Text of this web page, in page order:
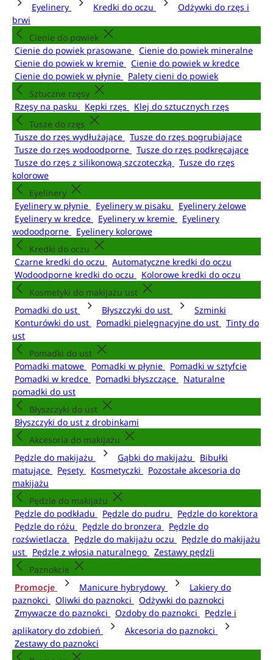
Eyelinery
Kredki do oczu
Odżywki do rzęs i
brwi
Cienie do powiek
Cienie do powiek prasowane
Cienie do powiek mineralne
Cienie do powiek w kremie
Cienie do powiek w kredce
Cienie do powiek w płynie
Palety cieni do powiek
Sztuczne rzęsy
Rzęsy na pasku
Kępki rzęs
Klej do sztucznych rzęs
Tusze do rzęs
Tusze do rzęs wydłużające
Tusze do rzęs pogrubiające
Tusze do rzęs wodoodporne
Tusze do rzęs podkręcające
Tusze do rzęs z silikonową szczoteczką
Tusze do rzęs
kolorowe
Eyelinery
Eyelinery w płynie
Eyelinery w pisaku
Eyelinery żelowe
Eyelinery w kredce
Eyelinery w kremie
Eyelinery
wodoodporne
Eyelinery kolorowe
Kredki do oczu
Czarne kredki do oczu
Automatyczne kredki do oczu
Wodoodporne kredki do oczu
Kolorowe kredki do oczu
Kosmetyki do makijażu ust
Pomadki do ust
Błyszczyki do ust
Szminki
Konturówki do ust
Pomadki pielęgnacyjne do ust
Tinty do
ust
Pomadki do ust
Pomadki matowe
Pomadki w płynie
Pomadki w sztyfcie
Pomadki w kredce
Pomadki błyszczące
Naturalne
pomadki do ust
Błyszczyki do ust
Błyszczyki do ust z drobinkami
Akcesoria do makijażu
Pędzle do makijażu
Gąbki do makijażu
Bibułki
matujące
Pęsety Kosmetyczki
Pozostałe akcesoria do
makijażu
Pędzle do makijażu
Pędzle do podkładu
Pędzle do pudru
Pędzle do korektora
Pędzle do różu
Pędzle do bronzera
Pędzle do
rozświetlacza
Pędzle do makijażu oczu
Pędzle do makijażu
ust
Pędzle z włosia naturalnego
Zestawy pędzli
Paznokcie
Promocje
Manicure hybrydowy
Lakiery do
paznokci
Oliwki do paznokci
Odżywki do paznokci
Zmywacze do paznokci
Ozdoby do paznokci
Pędzle i
aplikatory do zdobień
Akcesoria do paznokci
Zestawy do paznokci